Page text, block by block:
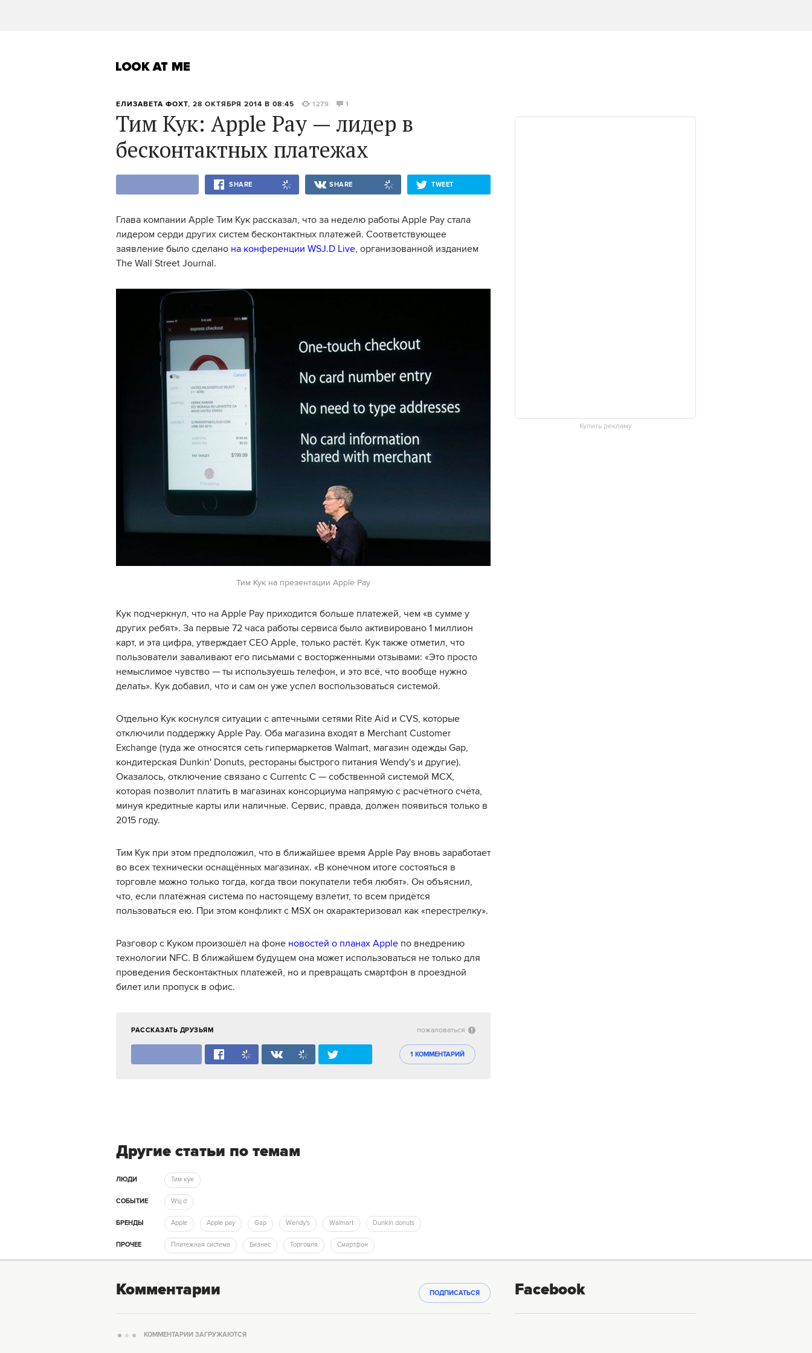
ЕЛИЗАВЕТА ФОХТ, 28 ОКТЯБРЯ 2014 В 08:45 1279 1
Тим Кук: Apple Pay — лидер в
бесконтактных платежах
SHARE SHARE TWEET
Глава компании Apple Тим Кук рассказал, что за неделю работы Apple Pay стала
лидером серди других систем бесконтактных платежей. Соответствующее
заявление было сделано на конференции WSJ.D Live, организованной изданием
The Wall Street Journal.
Тим Кук на презентации Apple Pay
Кук подчеркнул, что на Apple Pay приходится больше платежей, чем «в сумме у
других ребят». За первые 72 часа работы сервиса было активировано 1 миллион
карт, и эта цифра, утверждает CEO Apple, только растёт. Кук также отметил, что
пользователи заваливают его письмами с восторженными отзывами: «Это просто
немыслимое чувство — ты используешь телефон, и это всё, что вообще нужно
делать». Кук добавил, что и сам он уже успел воспользоваться системой.
Отдельно Кук коснулся ситуации с аптечными сетями Rite Aid и CVS, которые
отключили поддержку Apple Pay. Оба магазина входят в Merchant Customer
Exchange (туда же относятся сеть гипермаркетов Walmart, магазин одежды Gap,
кондитерская Dunkin' Donuts, рестораны быстрого питания Wendy's и другие).
Оказалось, отключение связано с Currentc C — cобственной системой MCX,
которая позволит платить в магазинах консорциума напрямую с расчётного счёта,
минуя кредитные карты или наличные. Сервис, правда, должен появиться только в
2015 году.
Тим Кук при этом предположил, что в ближайшее время Apple Pay вновь заработает
во всех технически оснащённых магазинах. «В конечном итоге состояться в
торговле можно только тогда, когда твои покупатели тебя любят». Он объяснил,
что, если платёжная система по настоящему взлетит, то всем придётся
пользоваться ею. При этом конфликт с MSX он охарактеризовал как «перестрелку».
Разговор с Куком произошёл на фоне новостей о планах Apple по внедрению
технологии NFC. В ближайшем будущем она может использоваться не только для
проведения бесконтактных платежей, но и превращать смартфон в проездной
билет или пропуск в офис.
РАССКАЗАТЬ ДРУЗЬЯМ
1 КОММЕНТАРИЙ
пожаловаться
Купить рекламу
Другие статьи по темам
ЛЮДИ Тим кук
СОБЫТИЕ Wsj.d
БРЕНДЫ Apple Apple pay Gap Wendy's Walmart Dunkin donuts
ПРОЧЕЕ Платежная система Бизнес Торговля Смартфон
Комментарии ПОДПИСАТЬСЯ
КОММЕНТАРИИ ЗАГРУЖАЮТСЯ
Facebook